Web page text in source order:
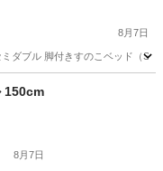
8月7日
ダブル 脚付きすのこベッド（
150cm
8月7日